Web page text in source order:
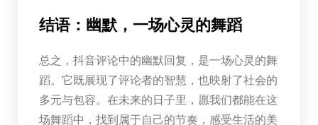
结语：幽默，一场心灵的舞蹈
总之，抖音评论中的幽默回复，是一场心灵的舞
蹈。它既展现了评论者的智慧，也映射了社会的
多元与包容。在未来的日子里，愿我们都能在这
场舞蹈中，找到属于自己的节奏，感受生活的美